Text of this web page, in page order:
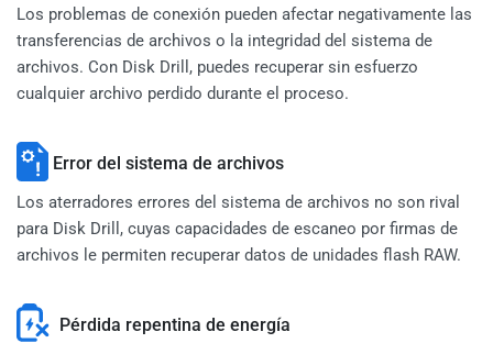
Los problemas de conexión pueden afectar negativamente las
transferencias de archivos o la integridad del sistema de
archivos. Con Disk Drill, puedes recuperar sin esfuerzo
cualquier archivo perdido durante el proceso.
Error del sistema de archivos
Los aterradores errores del sistema de archivos no son rival
para Disk Drill, cuyas capacidades de escaneo por firmas de
archivos le permiten recuperar datos de unidades flash RAW.
Pérdida repentina de energía